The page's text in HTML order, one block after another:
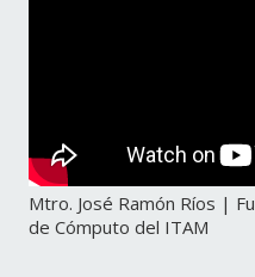
Mtro. José Ramón Ríos |
de Cómputo del ITAM